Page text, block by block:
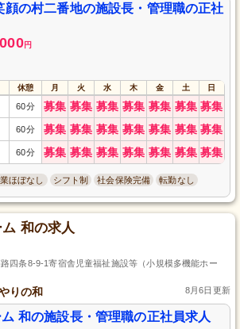
顔の村二番地の施設長・管理職の正社
円
休憩 月 火 水 木 金 土 日
60分 募集 募集 募集 募集 募集 募集 募集
60分 募集 募集 募集 募集 募集 募集 募集
60分 募集 募集 募集 募集 募集 募集 募集
ほぼなし シフト制 社会保険完備 転勤なし
和の求人
四条8-9-1寄宿舎児童福祉施設等（小規模多機能ホー
りの和 8月6日更新
和の施設長・管理職の正社員求人